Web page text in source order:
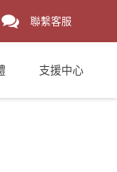
聯繫客服
支援中心